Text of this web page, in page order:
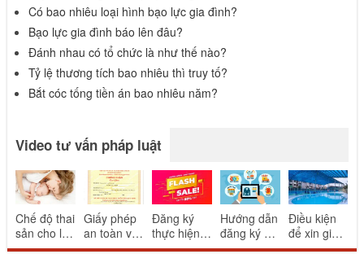
Có bao nhiêu loại hình bạo lực gia đình?
Bạo lực gia đình báo lên đâu?
Đánh nhau có tổ chức là như thế nào?
Tỷ lệ thương tích bao nhiêu thì truy tố?
Bắt cóc tống tiền án bao nhiêu năm?
Video tư vấn pháp luật
Chế độ thai
sản cho lao
động nữ
Giấy phép
an toàn vệ
sinh thực
Đăng ký
thực hiện
khuyến mại
Hướng dẫn
đăng ký và
thông báo
Điều kiện
để xin giấy
phép bể